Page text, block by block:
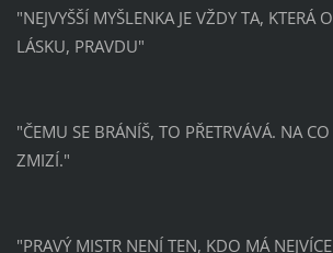
"NEJVYŠŠÍ MYŠLENKA JE VŽDY TA, KTERÁ
LÁSKU, PRAVDU"
"ČEMU SE BRÁNÍŠ, TO PŘETRVÁVÁ. NA
ZMIZÍ."
"PRAVÝ MISTR NENÍ TEN, KDO MÁ